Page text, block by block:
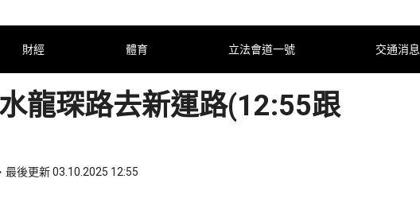
財經 體育 立法會道一號 交通消息
龍琛路去新運路(12:55跟
最後更新 03.10.2025 12:55